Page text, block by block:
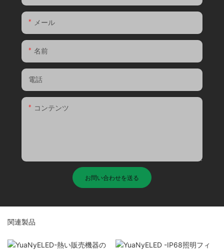
メール
名前
電話
コンテンツ
お問い合わせを送る
関連製品